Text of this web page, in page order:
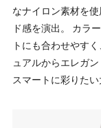
なナイロン素材を
ド感を演出。 カラ
トにも合わせやす
ュアルからエレガ
スマートに彩りた